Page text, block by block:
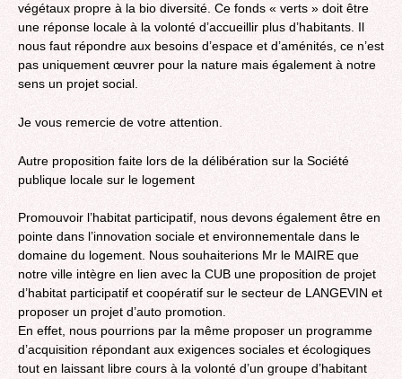
végétaux propre à la bio diversité. Ce fonds « verts » doit être
une réponse locale à la volonté d’accueillir plus d’habitants. Il
nous faut répondre aux besoins d’espace et d’aménités, ce n’est
pas uniquement œuvrer pour la nature mais également à notre
sens un projet social.
Je vous remercie de votre attention.
Autre proposition faite lors de la délibération sur la Société
publique locale sur le logement
Promouvoir l’habitat participatif, nous devons également être en
pointe dans l’innovation sociale et environnementale dans le
domaine du logement. Nous souhaiterions Mr le MAIRE que
notre ville intègre en lien avec la CUB une proposition de projet
d’habitat participatif et coopératif sur le secteur de LANGEVIN et
proposer un projet d’auto promotion.
En effet, nous pourrions par la même proposer un programme
d’acquisition répondant aux exigences sociales et écologiques
tout en laissant libre cours à la volonté d’un groupe d’habitant